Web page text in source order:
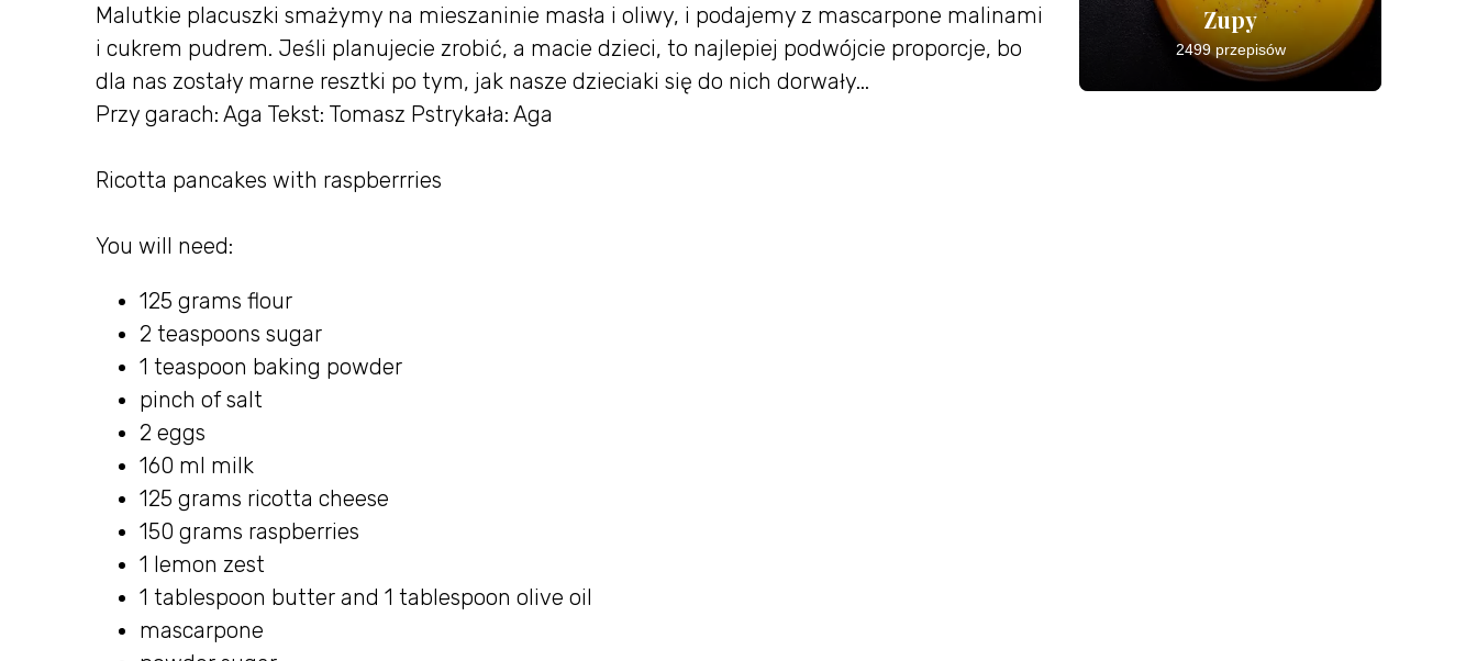
Malutkie placuszki smażymy na mieszaninie masła i oliwy, i podajemy z mascarpone malinami
i cukrem pudrem. Jeśli planujecie zrobić, a macie dzieci, to najlepiej podwójcie proporcje, bo
dla nas zostały marne resztki po tym, jak nasze dzieciaki się do nich dorwały...
Przy garach: Aga Tekst: Tomasz Pstrykała: Aga
Ricotta pancakes with raspberrries
You will need:
125 grams flour
2 teaspoons sugar
1 teaspoon baking powder
pinch of salt
2 eggs
160 ml milk
125 grams ricotta cheese
150 grams raspberries
1 lemon zest
1 tablespoon butter and 1 tablespoon olive oil
mascarpone
Zupy
2499 przepisów